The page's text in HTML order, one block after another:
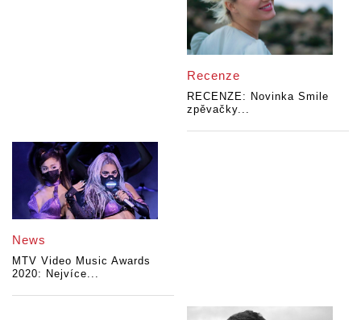
Recenze
RECENZE: Novinka Smile
zpěvačky...
News
MTV Video Music Awards
2020: Nejvíce...